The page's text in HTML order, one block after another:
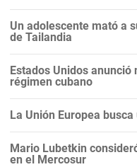
Un adolescente mató a
de Tailandia
Estados Unidos
régimen cubano
La Unión Europea
Mario Lubetkin
en el Mercosur